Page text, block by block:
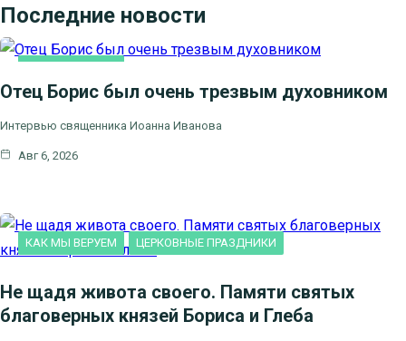
Последние новости
Отец Борис был очень трезвым духовником
Интервью священника Иоанна Иванова
Авг 6, 2026
КАК МЫ ВЕРУЕМ ЦЕРКОВНЫЕ ПРАЗДНИКИ
Не щадя живота своего. Памяти святых
благоверных князей Бориса и Глеба